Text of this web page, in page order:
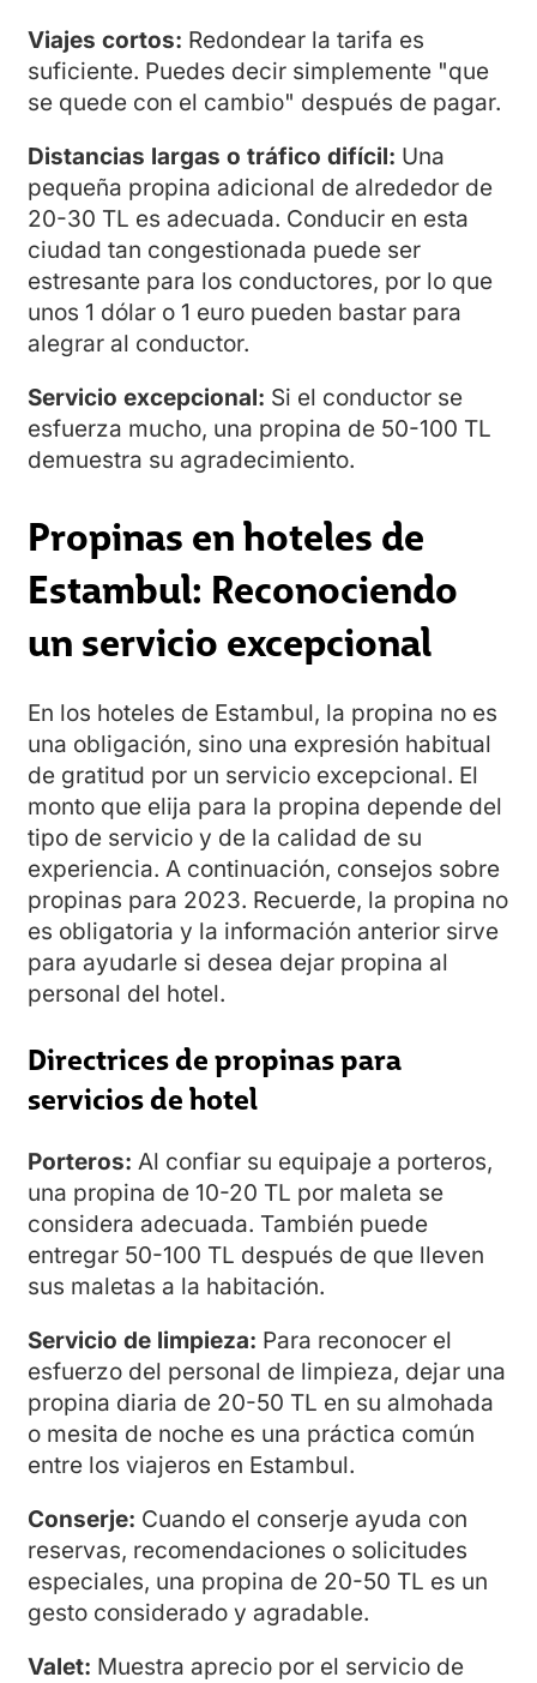
Viajes cortos: Redondear la tarifa es
suficiente. Puedes decir simplemente "que
se quede con el cambio" después de pagar.
Distancias largas o tráfico difícil: Una
pequeña propina adicional de alrededor de
20-30 TL es adecuada. Conducir en esta
ciudad tan congestionada puede ser
estresante para los conductores, por lo que
unos 1 dólar o 1 euro pueden bastar para
alegrar al conductor.
Servicio excepcional: Si el conductor se
esfuerza mucho, una propina de 50-100 TL
demuestra su agradecimiento.
Propinas en hoteles de
Estambul: Reconociendo
un servicio excepcional
En los hoteles de Estambul, la propina no es
una obligación, sino una expresión habitual
de gratitud por un servicio excepcional. El
monto que elija para la propina depende del
tipo de servicio y de la calidad de su
experiencia. A continuación, consejos sobre
propinas para 2023. Recuerde, la propina no
es obligatoria y la información anterior sirve
para ayudarle si desea dejar propina al
personal del hotel.
Directrices de propinas para
servicios de hotel
Porteros: Al confiar su equipaje a porteros,
una propina de 10-20 TL por maleta se
considera adecuada. También puede
entregar 50-100 TL después de que lleven
sus maletas a la habitación.
Servicio de limpieza: Para reconocer el
esfuerzo del personal de limpieza, dejar una
propina diaria de 20-50 TL en su almohada
o mesita de noche es una práctica común
entre los viajeros en Estambul.
Conserje: Cuando el conserje ayuda con
reservas, recomendaciones o solicitudes
especiales, una propina de 20-50 TL es un
gesto considerado y agradable.
Valet: Muestra aprecio por el servicio de